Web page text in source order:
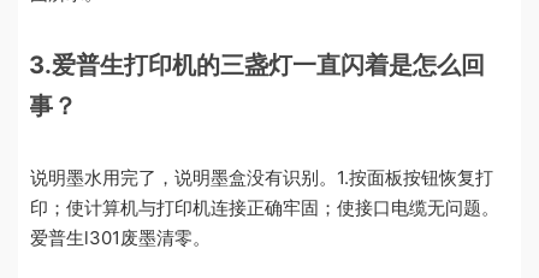
3.爱普生打印机的三盏灯一直闪着是怎么回
事？
说明墨水用完了，说明墨盒没有识别。1.按面板按钮恢复打
印；使计算机与打印机连接正确牢固；使接口电缆无问题。
爱普生l301废墨清零。